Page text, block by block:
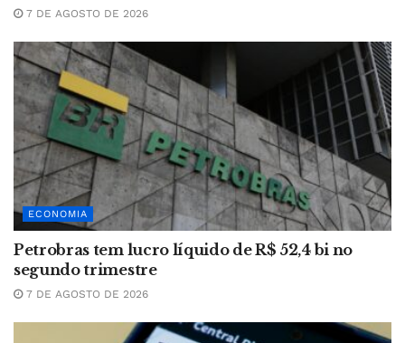
7 DE AGOSTO DE 2026
ECONOMIA
Petrobras tem lucro líquido de R$ 52,4 bi no
segundo trimestre
7 DE AGOSTO DE 2026